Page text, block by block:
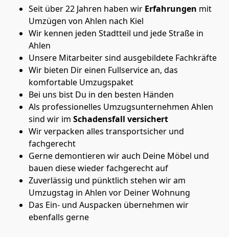
Seit über 22 Jahren haben wir Erfahrungen mit
Umzügen von Ahlen nach Kiel
Wir kennen jeden Stadtteil und jede Straße in
Ahlen
Unsere Mitarbeiter sind ausgebildete Fachkräfte
Wir bieten Dir einen Fullservice an, das
komfortable Umzugspaket
Bei uns bist Du in den besten Händen
Als professionelles Umzugsunternehmen Ahlen
sind wir im Schadensfall versichert
Wir verpacken alles transportsicher und
fachgerecht
Gerne demontieren wir auch Deine Möbel und
bauen diese wieder fachgerecht auf
Zuverlässig und pünktlich stehen wir am
Umzugstag in Ahlen vor Deiner Wohnung
Das Ein- und Auspacken übernehmen wir
ebenfalls gerne